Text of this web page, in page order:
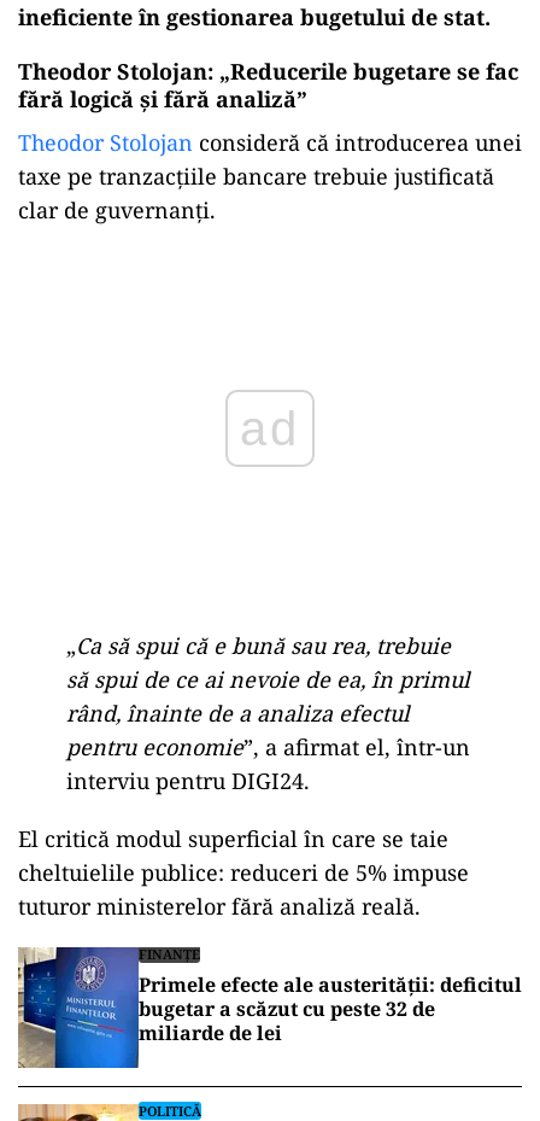
ineficiente în gestionarea bugetului de stat.
Theodor Stolojan: „Reducerile bugetare se fac
fără logică și fără analiză”
Theodor Stolojan consideră că introducerea unei
taxe pe tranzacțiile bancare trebuie justificată
clar de guvernanți.
„Ca să spui că e bună sau rea, trebuie
să spui de ce ai nevoie de ea, în primul
rând, înainte de a analiza efectul
pentru economie”, a afirmat el, într-un
interviu pentru DIGI24.
El critică modul superficial în care se taie
cheltuielile publice: reduceri de 5% impuse
tuturor ministerelor fără analiză reală.
FINANȚE
Primele efecte ale austerității: deficitul
bugetar a scăzut cu peste 32 de
miliarde de lei
POLITICĂ